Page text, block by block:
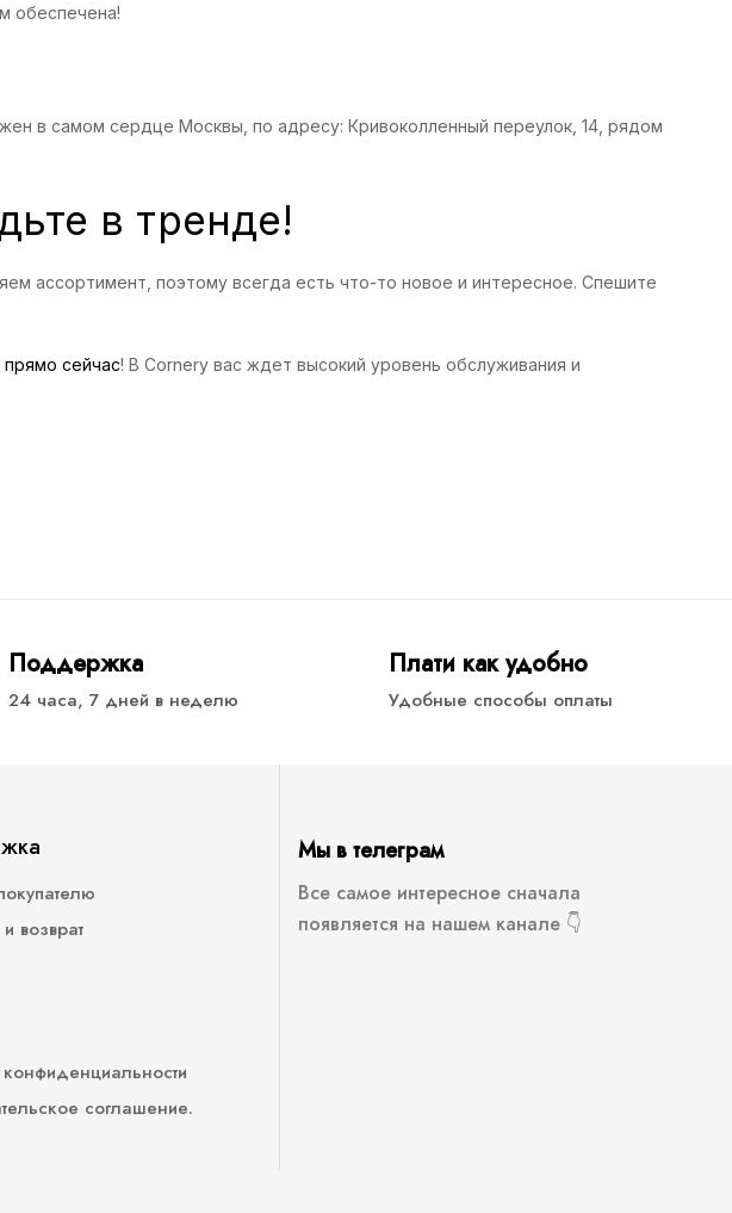
обеспечена!
в самом сердце Москвы, по адресу: Кривоколленный переулок, 14, рядом
в тренде!
ассортимент, поэтому всегда есть что-то новое и интересное. Спешите
сейчас! В Cornery вас ждет высокий уровень обслуживания и
Поддержка
24 часа, 7 дней в неделю
Плати как удобно
Удобные способы оплаты
возврат
соглашение.
Мы в телеграм
Все самое интересное сначала
появляется на нашем канале 👇